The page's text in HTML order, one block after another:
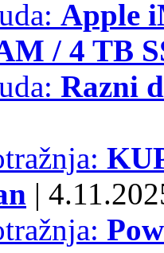
Apple
/ 4 TB
Razni
|